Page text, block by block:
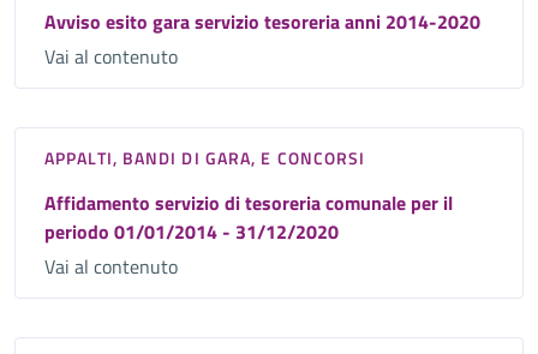
Avviso esito gara servizio tesoreria anni 2014-2020
Vai al contenuto
APPALTI, BANDI DI GARA, E CONCORSI
Affidamento servizio di tesoreria comunale per il
periodo 01/01/2014 - 31/12/2020
Vai al contenuto